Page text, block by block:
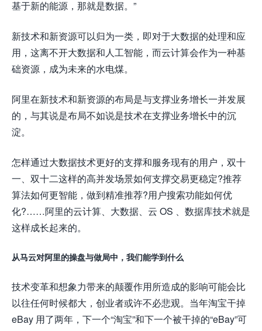
基于新的能源，那就是数据。”
新技术和新资源可以归为一类，即对于大数据的处理和应
用，这离不开大数据和人工智能，而云计算会作为一种基
础资源，成为未来的水电煤。
阿里在新技术和新资源的布局是与支撑业务增长一并发展
的，与其说是布局不如说是技术在支撑业务增长中的沉
淀。
怎样通过大数据技术更好的支撑和服务现有的用户，双十
一、双十二这样的高并发场景如何支撑交易更稳定?推荐
算法如何更智能，做到精准推荐?用户搜索功能如何优
化?……阿里的云计算、大数据、云 OS 、数据库技术就是
这样成长起来的。
从马云对阿里的操盘与做局中，我们能学到什么
技术变革和想象力带来的颠覆作用所造成的影响可能会比
以往任何时候都大，创业者或许不必悲观。当年淘宝干掉
eBay 用了两年，下一个“淘宝”和下一个被干掉的“eBay”可